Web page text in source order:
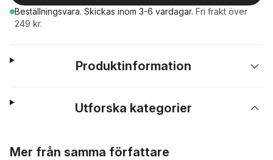
Beställningsvara. Skickas inom 3-6 vardagar. Fri frakt över
249 kr.
Produktinformation
Utforska kategorier
Mer från samma författare